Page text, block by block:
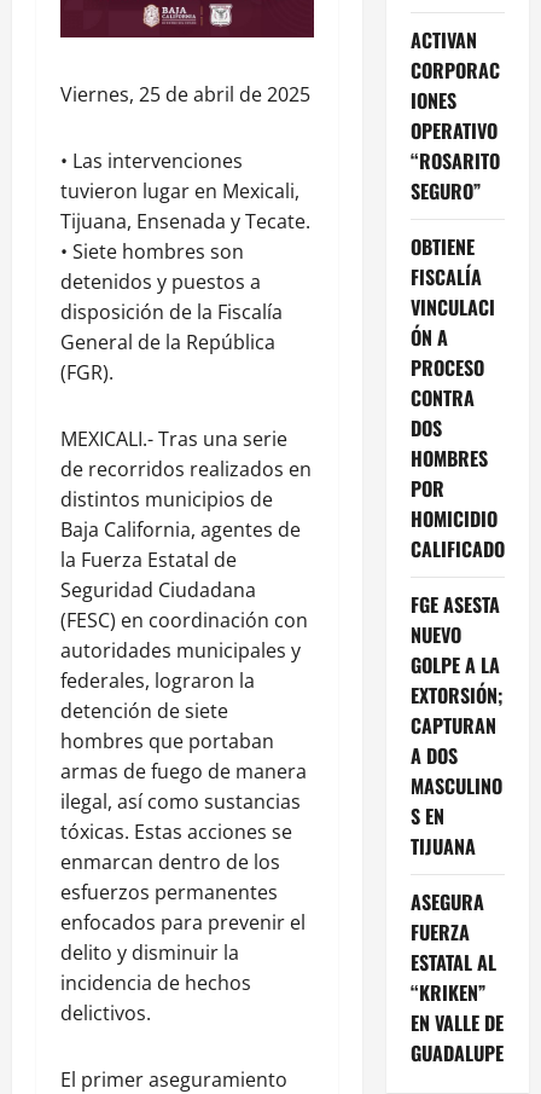
Viernes, 25 de abril de 2025
• Las intervenciones
tuvieron lugar en Mexicali,
Tijuana, Ensenada y Tecate.
• Siete hombres son
detenidos y puestos a
disposición de la Fiscalía
General de la República
(FGR).
MEXICALI.- Tras una serie
de recorridos realizados en
distintos municipios de
Baja California, agentes de
la Fuerza Estatal de
Seguridad Ciudadana
(FESC) en coordinación con
autoridades municipales y
federales, lograron la
detención de siete
hombres que portaban
armas de fuego de manera
ilegal, así como sustancias
tóxicas. Estas acciones se
enmarcan dentro de los
esfuerzos permanentes
enfocados para prevenir el
delito y disminuir la
incidencia de hechos
delictivos.
El primer aseguramiento
ACTIVAN
CORPORAC
IONES
OPERATIVO
“ROSARITO
SEGURO”
OBTIENE
FISCALÍA
VINCULACI
ÓN A
PROCESO
CONTRA
DOS
HOMBRES
POR
HOMICIDIO
CALIFICADO
FGE ASESTA
NUEVO
GOLPE A LA
EXTORSIÓN;
CAPTURAN
A DOS
MASCULINO
S EN
TIJUANA
ASEGURA
FUERZA
ESTATAL AL
“KRIKEN”
EN VALLE DE
GUADALUPE